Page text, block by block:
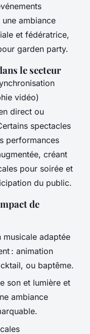
ambiance
et fédératrice,
garden party.
le secteur
vidéo)
direct ou
spectacles
performances
créant
pour soirée et
du public.
de
adaptée
: animation
ou baptême.
son et lumière et
ambiance